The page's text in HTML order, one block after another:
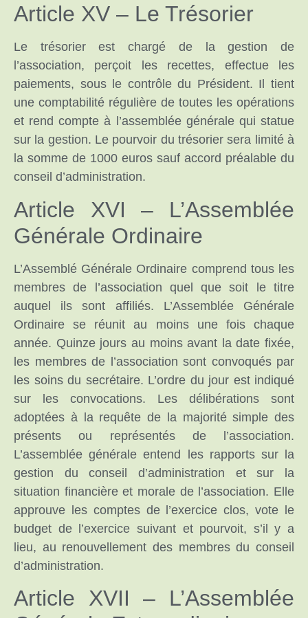
Article XV – Le Trésorier
Le trésorier est chargé de la gestion de
l’association, perçoit les recettes, effectue les
paiements, sous le contrôle du Président. Il tient
une comptabilité régulière de toutes les opérations
et rend compte à l’assemblée générale qui statue
sur la gestion. Le pourvoir du trésorier sera limité à
la somme de 1000 euros sauf accord préalable du
conseil d’administration.
Article XVI – L’Assemblée
Générale Ordinaire
L’Assemblé Générale Ordinaire comprend tous les
membres de l’association quel que soit le titre
auquel ils sont affiliés. L’Assemblée Générale
Ordinaire se réunit au moins une fois chaque
année. Quinze jours au moins avant la date fixée,
les membres de l’association sont convoqués par
les soins du secrétaire. L’ordre du jour est indiqué
sur les convocations. Les délibérations sont
adoptées à la requête de la majorité simple des
présents ou représentés de l’association.
L’assemblée générale entend les rapports sur la
gestion du conseil d’administration et sur la
situation financière et morale de l’association. Elle
approuve les comptes de l’exercice clos, vote le
budget de l’exercice suivant et pourvoit, s’il y a
lieu, au renouvellement des membres du conseil
d’administration.
Article XVII – L’Assemblée